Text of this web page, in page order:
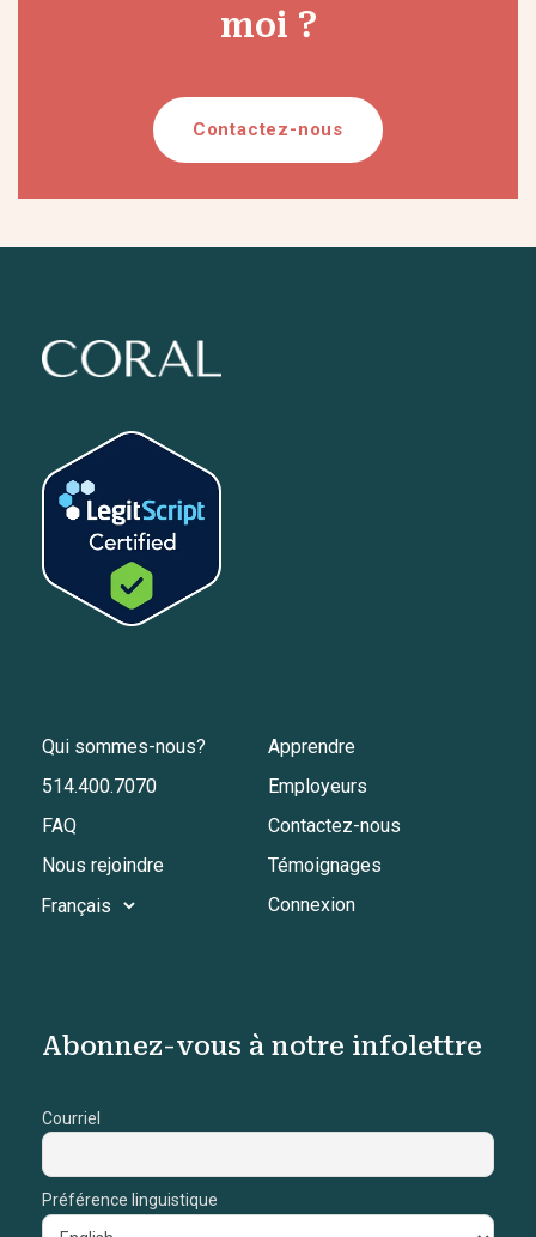
moi ?
Contactez-nous
Qui sommes-nous?
Apprendre
514.400.7070
Employeurs
FAQ
Contactez-nous
Nous rejoindre
Témoignages
Connexion
Abonnez-vous à notre infolettre
Courriel
Préférence linguistique